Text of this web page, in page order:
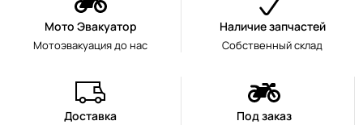
Мото Эвакуатор
Мотоэвакуация до нас
Наличие запчастей
Собственный склад
Доставка Под заказ